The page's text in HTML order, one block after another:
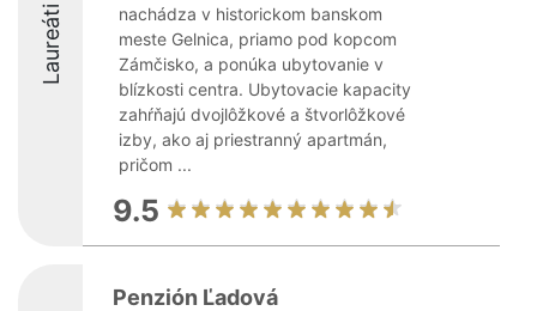
Laureáti
nachádza v historickom banskom
meste Gelnica, priamo pod kopcom
Zámčisko, a ponúka ubytovanie v
blízkosti centra. Ubytovacie kapacity
zahŕňajú dvojlôžkové a štvorlôžkové
izby, ako aj priestranný apartmán,
pričom ...
9.5
Penzión Ľadová